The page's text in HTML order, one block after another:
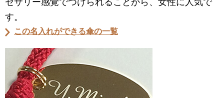
す。
この名入れができる傘の一覧